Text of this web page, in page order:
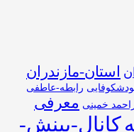
استان-مازندران
رابطه-عاطفی
خمینی معرفی
کانال-بینش-